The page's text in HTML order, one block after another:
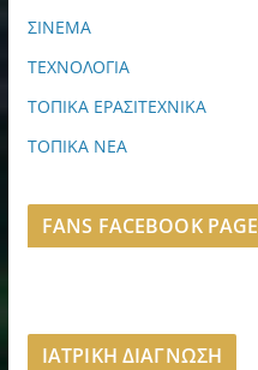
ΣΙΝΕΜΑ
ΤΕΧΝΟΛΟΓΙΑ
ΤΟΠΙΚΑ ΕΡΑΣΙΤΕΧΝΙΚΑ
ΤΟΠΙΚΑ ΝΕΑ
FANS FACEBOOK PAGE
ΙΑΤΡΙΚΗ ΔΙΑΓΝΩΣΗ